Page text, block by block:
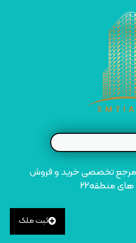
امتیاز 22 مرجع تخصصی خرید و فروش
های منطقه22
ثبت ملک